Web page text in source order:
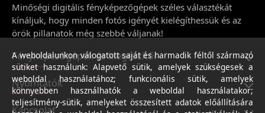
Minőségi digitális fényképezőgépek széles választékát
kínáljuk, hogy minden fotós igényét kielégíthessük és az
örök pillanatok még szebbé váljanak!
Fényképezőgépek és kiegészítői
Nyomtatók
Kapcsolat
A weboldalunkon válogatott saját és harmadik féltől származó
sütiket használunk: Alapvető sütik, amelyek szükségesek a
weboldal használatához; funkcionális sütik, amelyek
könnyebben használhatók a weboldal használatakor;
teljesítmény-sütik, amelyeket összesített adatok előállítására